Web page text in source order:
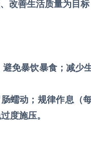
改善生活质量为目标
免暴饮暴食；减少
蠕动；规律作息（
度施压。